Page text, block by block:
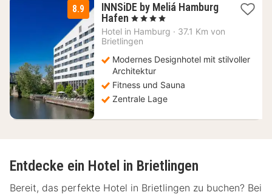
8.9
INNSiDE by Meliá Hamburg
Hafen 1
Nacht
ab
119
€
, 4 Sterne
Hotel in Hamburg · 37.1 Km von
Brietlingen
Modernes Designhotel mit stilvoller
Architektur
Fitness und Sauna
Zentrale Lage
Entdecke ein Hotel in Brietlingen
Bereit, das perfekte Hotel in Brietlingen zu buchen? Bei